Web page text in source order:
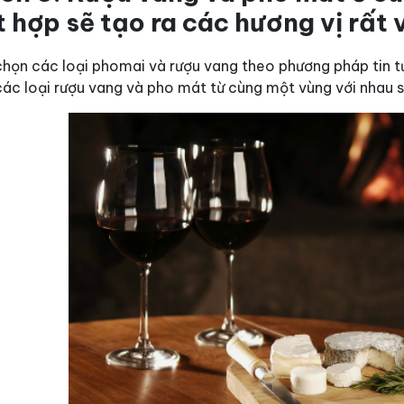
hợp sẽ tạo ra các hương vị rất
các loại phomai và rượu vang theo phương pháp tin
loại rượu vang và pho mát từ cùng một vùng với